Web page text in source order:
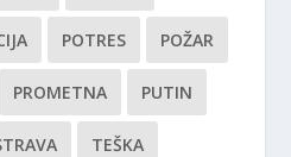
POTRES POŽAR
PROMETNA PUTIN
TEŠKA